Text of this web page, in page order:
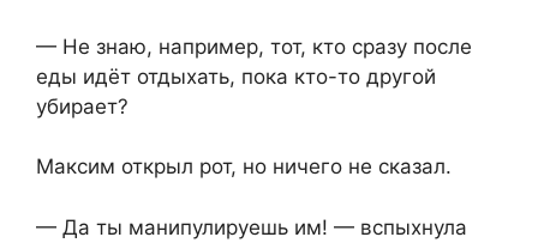
— Не знаю, например, тот, кто сразу после
еды идёт отдыхать, пока кто-то другой
убирает?
Максим открыл рот, но ничего не сказал.
— Да ты манипулируешь им! — вспыхнула